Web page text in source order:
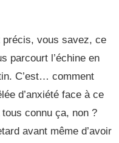
précis, vous savez, ce
parcourt l’échine en
C’est… comment
d’anxiété face à ce
connu ça, non ?
avant même d’avoir